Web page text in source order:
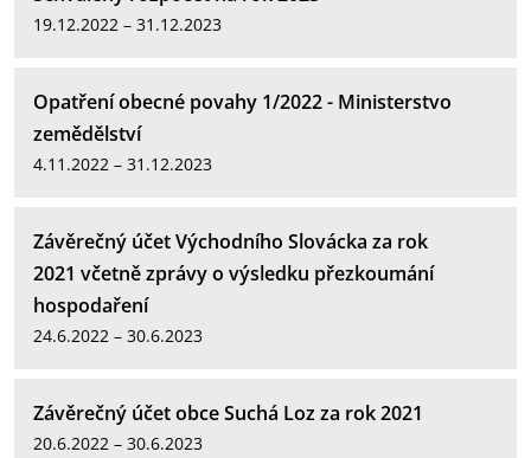
19.12.2022 – 31.12.2023
Opatření obecné povahy 1/2022 - Ministerstvo
zemědělství
4.11.2022 – 31.12.2023
Závěrečný účet Východního Slovácka za rok
2021 včetně zprávy o výsledku přezkoumání
hospodaření
24.6.2022 – 30.6.2023
Závěrečný účet obce Suchá Loz za rok 2021
20.6.2022 – 30.6.2023